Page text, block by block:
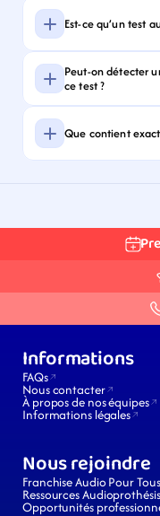
Est-ce qu’un test
Peut-on détecter
ce test ?
Que contient
Informations
FAQs
Nous contacter
À propos de nos équipes
Informations légales
Nous rejoindre
Franchise Audio Pour Tous
Ressources
Opportunités